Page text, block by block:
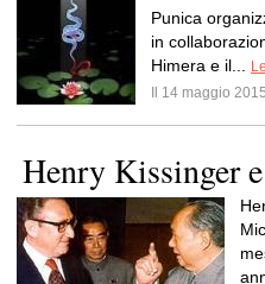
Punica
in
Himera e il...
Il 14 maggio
Henry Kissinger